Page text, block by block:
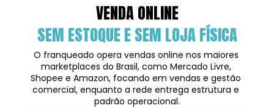
VENDA ONLINE
SEM ESTOQUE E SEM LOJA FÍSICA
O franqueado opera vendas online nos maiores
marketplaces do Brasil, como Mercado Livre,
Shopee e Amazon, focando em vendas e gestão
comercial, enquanto a rede entrega estrutura e
padrão operacional.